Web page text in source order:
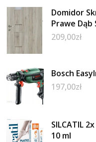
Domidor
Prawe Dąb
209,00zł
Bosch
197,00zł
SILCATIL
10 ml